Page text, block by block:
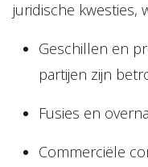
juridische kwesties,
Geschillen en
partijen zijn
Fusies en
Commerciële